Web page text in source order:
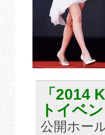
「2014
トイベ
公開ホー